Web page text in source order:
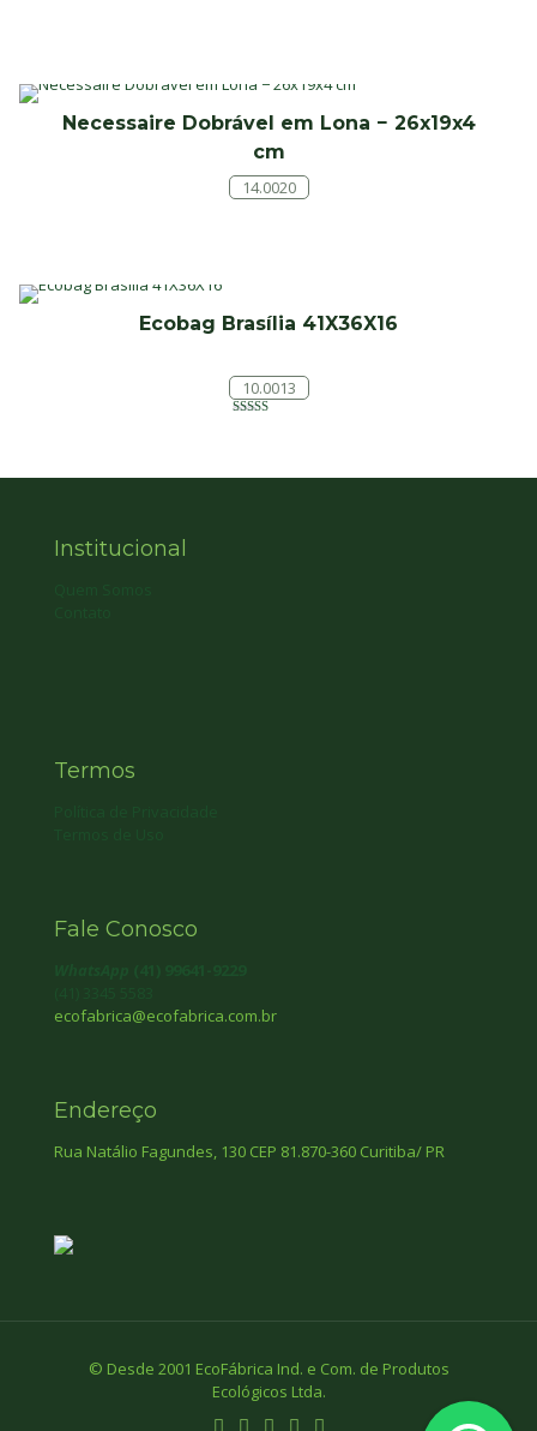
Necessaire Dobrável em Lona − 26x19x4
cm
14.0020
Ecobag Brasília 41X36X16
10.0013
Institucional
Termos
Fale Conosco
ecofabrica@ecofabrica.com.br
Endereço
Rua Natálio Fagundes, 130 CEP 81.870-360 Curitiba/ PR
© Desde 2001 EcoFábrica Ind. e Com. de Produtos
Ecológicos Ltda.